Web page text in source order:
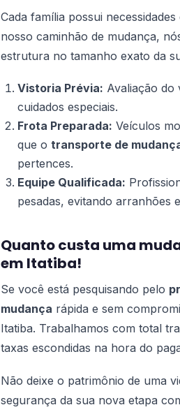
Cada família possui
nosso caminhão de mudança,
estrutura no tamanho exato da
Vistoria Prévia: Avaliação do
cuidados especiais.
Frota Preparada: Veículos
que o transporte de
pertences.
Equipe Qualificada:
pesadas, evitando arranhões
Quanto custa uma
em Itatiba!
Se você está pesquisando pelo
mudança rápida e sem
Itatiba. Trabalhamos com total
taxas escondidas na hora do
Não deixe o patrimônio de uma
segurança da sua nova etapa